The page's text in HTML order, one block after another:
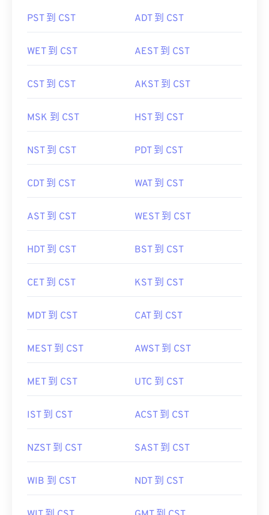
PST 到 CST ADT 到 CST
WET 到 CST AEST 到 CST
CST 到 CST AKST 到 CST
MSK 到 CST HST 到 CST
NST 到 CST PDT 到 CST
CDT 到 CST WAT 到 CST
AST 到 CST WEST 到 CST
HDT 到 CST BST 到 CST
CET 到 CST KST 到 CST
MDT 到 CST CAT 到 CST
MEST 到 CST AWST 到 CST
MET 到 CST UTC 到 CST
IST 到 CST ACST 到 CST
NZST 到 CST SAST 到 CST
WIB 到 CST NDT 到 CST